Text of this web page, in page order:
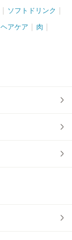
ソフトドリンク
ヘアケア 肉